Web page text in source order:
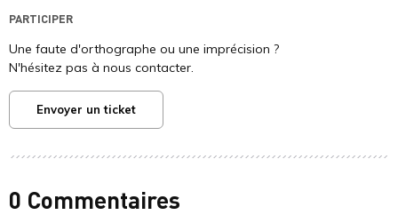
PARTICIPER
Une faute d'orthographe ou une imprécision ?
N'hésitez pas à nous contacter.
Envoyer un ticket
0 Commentaires